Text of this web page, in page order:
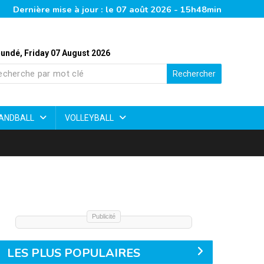
Dernière mise à jour : le 07 août 2026 - 15h48min
Friday 07 August 2026
Rechercher
VOLLEYBALL
Publicité
LES PLUS POPULAIRES